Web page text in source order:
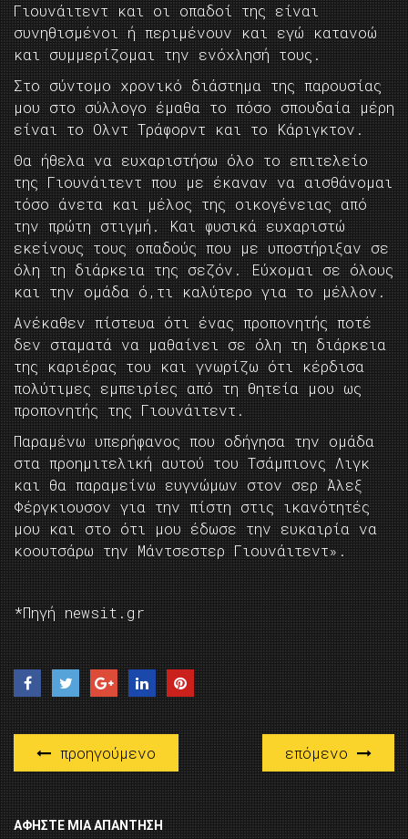
Γιουνάιτεντ και οι οπαδοί της είναι
συνηθισμένοι ή περιμένουν και εγώ κατανοώ
και συμμερίζομαι την ενόχλησή τους.
Στο σύντομο χρονικό διάστημα της παρουσίας
μου στο σύλλογο έμαθα το πόσο σπουδαία μέρη
είναι το Ολντ Τράφορντ και το Κάριγκτον.
Θα ήθελα να ευχαριστήσω όλο το επιτελείο
της Γιουνάιτεντ που με έκαναν να αισθάνομαι
τόσο άνετα και μέλος της οικογένειας από
την πρώτη στιγμή. Και φυσικά ευχαριστώ
εκείνους τους οπαδούς που με υποστήριξαν σε
όλη τη διάρκεια της σεζόν. Εύχομαι σε όλους
και την ομάδα ό,τι καλύτερο για το μέλλον.
Ανέκαθεν πίστευα ότι ένας προπονητής ποτέ
δεν σταματά να μαθαίνει σε όλη τη διάρκεια
της καριέρας του και γνωρίζω ότι κέρδισα
πολύτιμες εμπειρίες από τη θητεία μου ως
προπονητής της Γιουνάιτεντ.
Παραμένω υπερήφανος που οδήγησα την ομάδα
στα προημιτελική αυτού του Τσάμπιονς Λιγκ
και θα παραμείνω ευγνώμων στον σερ Άλεξ
Φέργκιουσον για την πίστη στις ικανότητές
μου και στο ότι μου έδωσε την ευκαιρία να
κοουτσάρω την Μάντσεστερ Γιουνάιτεντ».
*Πηγή newsit.gr
προηγούμενο επόμενο
ΑΦΉΣΤΕ ΜΙΑ ΑΠΆΝΤΗΣΗ